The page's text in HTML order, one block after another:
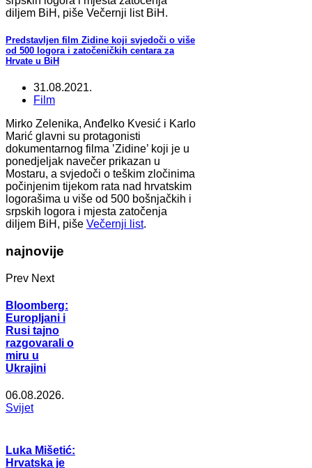
diljem BiH, piše Večernji list BiH.
Predstavljen film Zidine koji svjedoči o više
od 500 logora i zatočeničkih centara za
Hrvate u BiH
31.08.2021.
Film
Mirko Zelenika, Anđelko Kvesić i Karlo
Marić glavni su protagonisti
dokumentarnog filma ’Zidine’ koji je u
ponedjeljak navečer prikazan u
Mostaru, a svjedoči o teškim zločinima
počinjenim tijekom rata nad hrvatskim
logorašima u više od 500 bošnjačkih i
srpskih logora i mjesta zatočenja
diljem BiH, piše Večernji list.
najnovije
Prev Next
Bloomberg:
Europljani i
Rusi tajno
razgovarali o
miru u
Ukrajini
06.08.2026.
Svijet
Luka Mišetić:
Hrvatska je